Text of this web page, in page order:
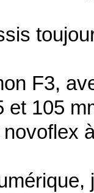
F3,
et 105